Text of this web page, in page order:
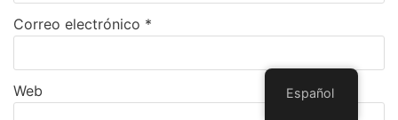
Correo electrónico *
Web Español